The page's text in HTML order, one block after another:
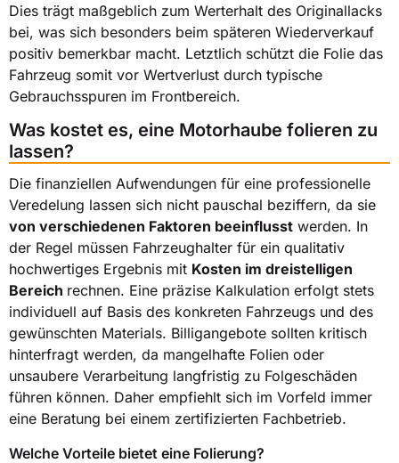
Dies trägt maßgeblich zum Werterhalt des Originallacks
bei, was sich besonders beim späteren Wiederverkauf
positiv bemerkbar macht. Letztlich schützt die Folie das
Fahrzeug somit vor Wertverlust durch typische
Gebrauchsspuren im Frontbereich.
Was kostet es, eine Motorhaube folieren zu
lassen?
Die finanziellen Aufwendungen für eine professionelle
Veredelung lassen sich nicht pauschal beziffern, da sie
von verschiedenen Faktoren beeinflusst werden. In
der Regel müssen Fahrzeughalter für ein qualitativ
hochwertiges Ergebnis mit Kosten im dreistelligen
Bereich rechnen. Eine präzise Kalkulation erfolgt stets
individuell auf Basis des konkreten Fahrzeugs und des
gewünschten Materials. Billigangebote sollten kritisch
hinterfragt werden, da mangelhafte Folien oder
unsaubere Verarbeitung langfristig zu Folgeschäden
führen können. Daher empfiehlt sich im Vorfeld immer
eine Beratung bei einem zertifizierten Fachbetrieb.
Welche Vorteile bietet eine Folierung?